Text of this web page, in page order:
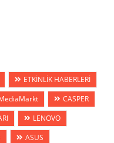
ETKİNLİK HABERLERİ
CASPER
LENOVO
ASUS